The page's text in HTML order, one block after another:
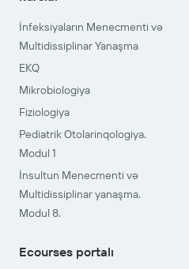
İnfeksiyaların Menecmenti və
Multidissiplinar Yanaşma
EKQ
Mikrobiologiya
Fiziologiya
Pediatrik Otolarinqologiya.
Modul 1
İnsultun Menecmenti və
Multidissiplinar yanaşma.
Modul 8.
Ecourses portalı